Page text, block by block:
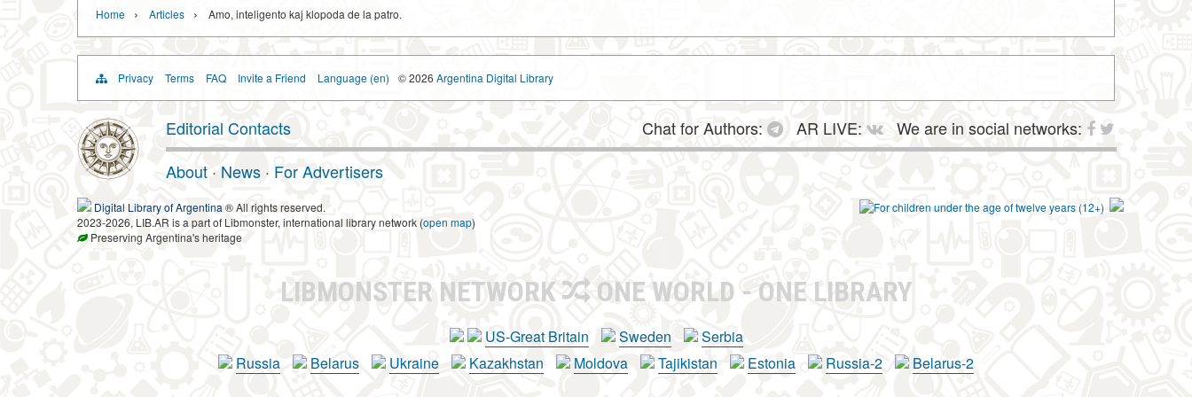
Home › Articles › Amo, inteligento kaj klopoda de la patro.
Privacy Terms FAQ Invite a Friend Language (en) © 2026 Argentina Digital Library
Editorial Contacts Chat for Authors: AR LIVE:
We are in social networks:
About · News · For Advertisers
Digital Library of Argentina® All rights reserved.
2023-2026, LIB.AR is a part of Libmonster, international library network (open map)
Preserving Argentina's heritage
LIBMONSTER NETWORK ONE WORLD - ONE LIBRARY
US-Great Britain Sweden
Serbia
Russia
Belarus Ukraine Kazakhstan Moldova Tajikistan Estonia Russia-2 Belarus-2